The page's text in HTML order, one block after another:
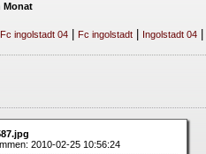
Monat
Fc ingolstadt 04| Fc ingolstadt| Ingolstadt 04|
2010-02-25 10:56:24